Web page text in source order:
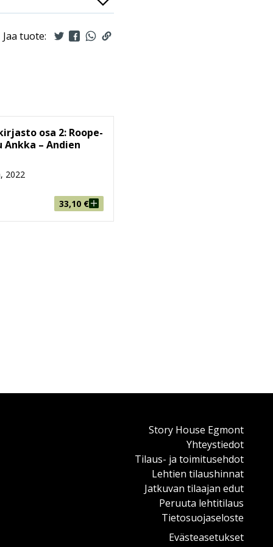
Jaa tuote:
osa 2: Roope-
Ankka – Andien
2022
33,10 €
Story House Egmont
Yhteystiedot
Tilaus- ja toimitusehdot
Lehtien tilaushinnat
Jatkuvan tilaajan edut
Peruuta lehtitilaus
Tietosuojaseloste
Evästeasetukset